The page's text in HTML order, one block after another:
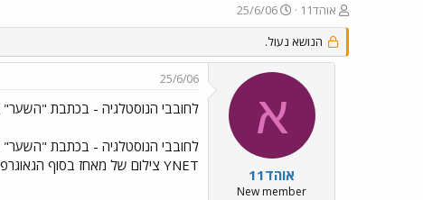
פ
ו
ת
ח
אוהד11
פ
ו
ר
ס
ם
א
י
ך
25/6/06
הנושא נעול.
א
אוהד11
New member
25/6/06
לחובבי הנוסטלגיה - בכתבת
לחובבי הנוסטלגיה - בכתבת
YNET צילום של מאחז בסוף הגאוגרפיה עם אוטובוס של תח"צ ב"ש, אלא אם כן הגיע מדן ונצבע בצבע "מקומי"